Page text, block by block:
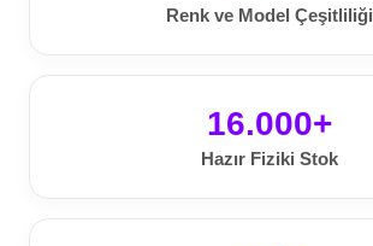
Renk ve Model Çeşitliliği
16.000+
Hazır Fiziki Stok